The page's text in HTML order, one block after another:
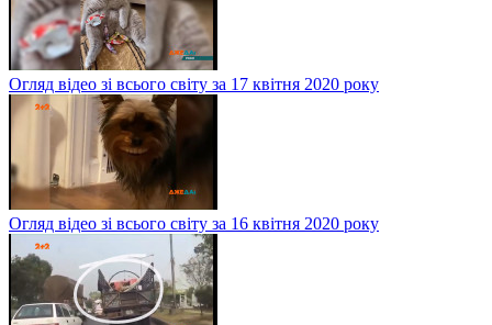
Огляд відео зі всього світу за 17 квітня 2020 року
Огляд відео зі всього світу за 16 квітня 2020 року